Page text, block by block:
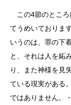
この4節のところ
てうめいておりま
いうのは、罪の下
と、それは人を妬
り、また神様を見
ている現実がある
ではありません。